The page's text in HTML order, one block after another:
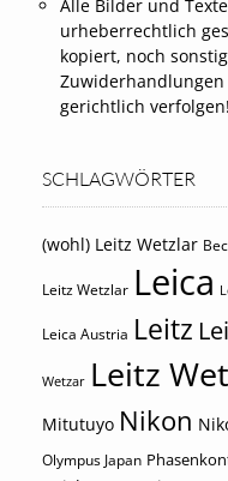
Alle Bilder und
urheberrechtlich
kopiert, noch
gerichtlich verfolgen!
SCHLAGWÖRTER
(wohl) Leitz Wetzlar
Leitz Wetzlar Leica
Leica Austria Leitz
Wetzar Leitz
Mitutuyo Nikon
Olympus Japan